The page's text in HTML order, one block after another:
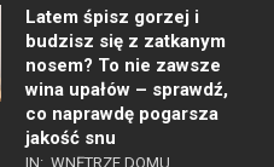
Latem śpisz gorzej i
budzisz się z zatkanym
nosem? To nie zawsze
wina upałów – sprawdź,
co naprawdę pogarsza
jakość snu
IN: WNĘTRZE DOMU